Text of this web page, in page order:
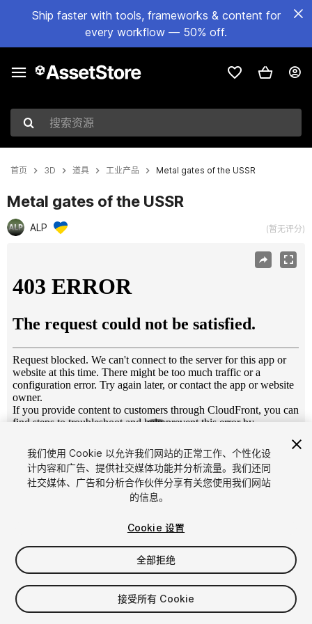
Ship faster with tools, frameworks & content for
every workflow — 50% off.
搜索资源
首页 3D 道具 工业产品 Metal gates of the USSR
Metal gates of the USSR
ALP (暂无评分)
FREE
21viewsin the past week
我们使用 Cookie 以允许我们网站的正常工作、个性化设
计内容和广告、提供社交媒体功能并分析流量。我们还同
社交媒体、广告和分析合作伙伴分享有关您使用我们网站
的信息。
Cookie 设置
全部拒绝
接受所有 Cookie